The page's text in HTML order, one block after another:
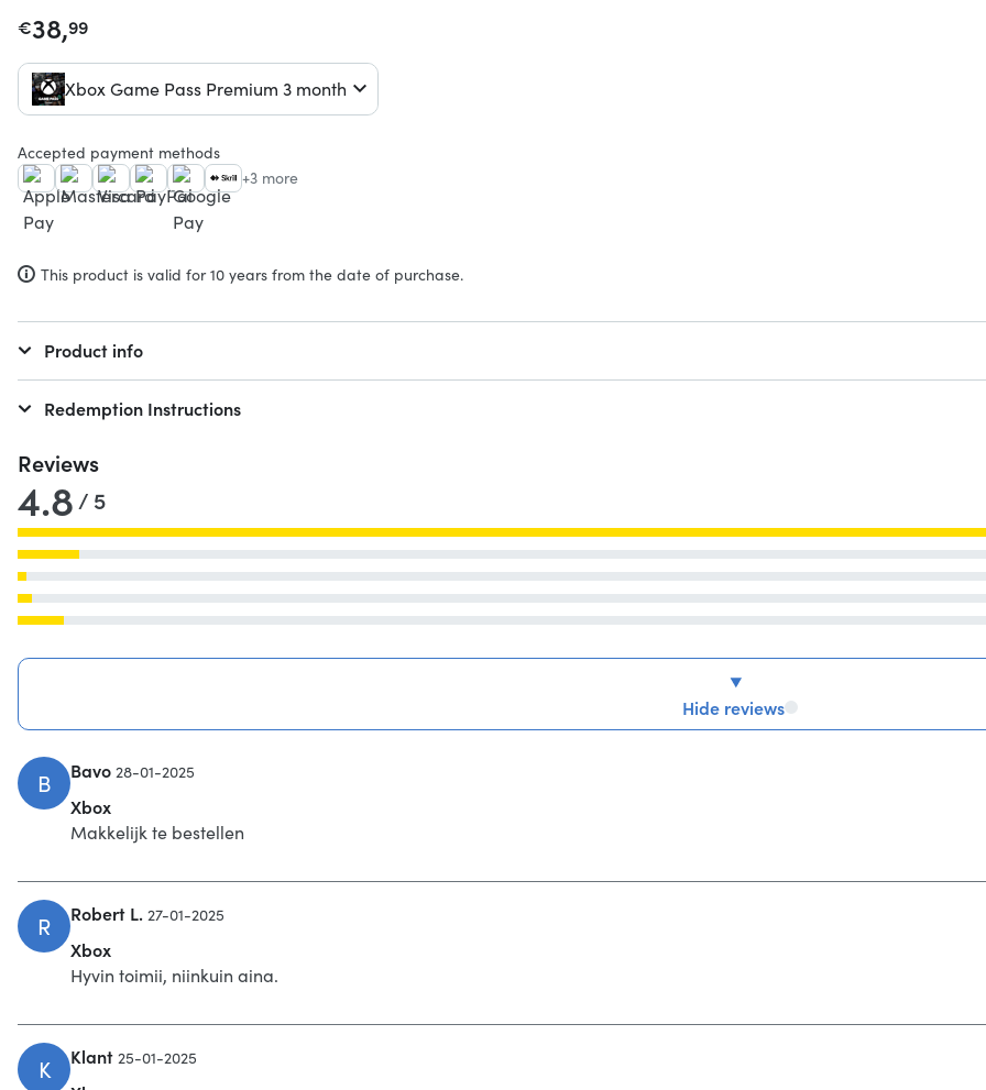
€38,99
Xbox Game Pass Premium 3 month
Accepted payment methods
+3 more
This product is valid for 10 years from the date of purchase.
Product info
Redemption Instructions
Reviews
4.8 / 5
Hide reviews
B Bavo 28-01-2025
Xbox
Makkelijk te bestellen
R Robert L. 27-01-2025
Xbox
Hyvin toimii, niinkuin aina.
K Klant 25-01-2025